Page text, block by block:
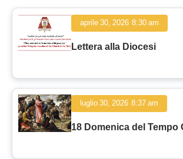
aprile 30, 20268:30 am
Lettera alla Diocesi
luglio 30, 20268:37 am
18 Domenica del